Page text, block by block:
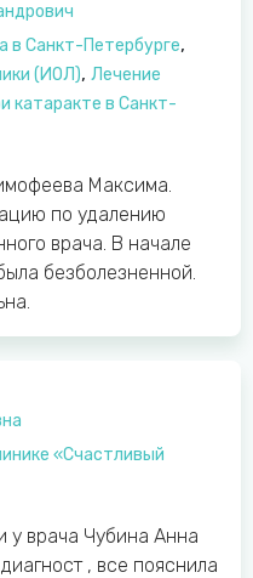
в Санкт-Петербурге,
(ИОЛ), Лечение
катаракте в Санкт-
Максима.
по удалению
врача. В начале
безболезненной.
«Счастливый
у врача Чубина Анна
, все пояснила